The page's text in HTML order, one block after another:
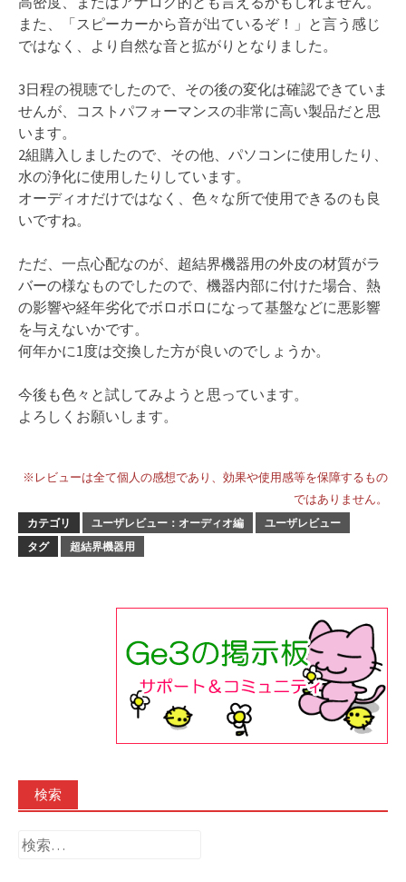
また、「スピーカーから音が出ているぞ！」と言う感じ
ではなく、より自然な音と拡がりとなりました。
3日程の視聴でしたので、その後の変化は確認できていま
せんが、コストパフォーマンスの非常に高い製品だと思
います。
2組購入しましたので、その他、パソコンに使用したり、
水の浄化に使用したりしています。
オーディオだけではなく、色々な所で使用できるのも良
いですね。
ただ、一点心配なのが、超結界機器用の外皮の材質がラ
バーの様なものでしたので、機器内部に付けた場合、熱
の影響や経年劣化でボロボロになって基盤などに悪影響
を与えないかです。
何年かに1度は交換した方が良いのでしょうか。
今後も色々と試してみようと思っています。
よろしくお願いします。
※レビューは全て個人の感想であり、効果や使用感等を保障するもの
ではありません。
カテゴリ ユーザレビュー：オーディオ編
ユーザレビュー
タグ
超結界機器用
検索
検